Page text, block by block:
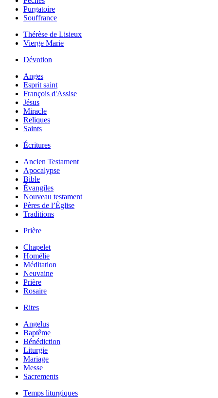
Purgatoire
Souffrance
Thérèse de Lisieux
Vierge Marie
Dévotion
Anges
Esprit saint
François d'Assise
Jésus
Miracle
Reliques
Saints
Écritures
Ancien Testament
Apocalypse
Bible
Évangiles
Nouveau testament
Pères de l’Église
Traditions
Prière
Chapelet
Homélie
Méditation
Neuvaine
Prière
Rosaire
Rites
Angelus
Baptême
Bénédiction
Liturgie
Mariage
Messe
Sacrements
Temps liturgiques